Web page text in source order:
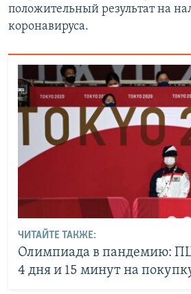
положительный результат на
коронавируса.
ЧИТАЙТЕ ТАКЖЕ:
Олимпиада в пандемию:
4 дня и 15 минут на